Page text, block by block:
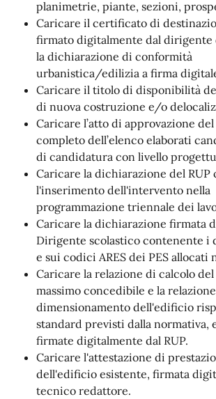
planimetrie, piante, sezioni,
Caricare il certificato di
firmato digitalmente dal dirigente
la dichiarazione di conformità
urbanistica/edilizia a firma
Caricare il titolo di disponibilità
di nuova costruzione e/o
Caricare l’atto di approvazione
completo dell’elenco elaborati
di candidatura con livello
Caricare la dichiarazione del RUP
l'inserimento dell'intervento nella
programmazione triennale dei
Caricare la dichiarazione firmata
Dirigente scolastico contenente i
e sui codici ARES dei PES allocati
Caricare la relazione di calcolo
massimo concedibile e la
dimensionamento dell'edificio
standard previsti dalla normativa,
firmate digitalmente dal RUP.
Caricare l'attestazione di
dell'edificio esistente, firmata
tecnico redattore.